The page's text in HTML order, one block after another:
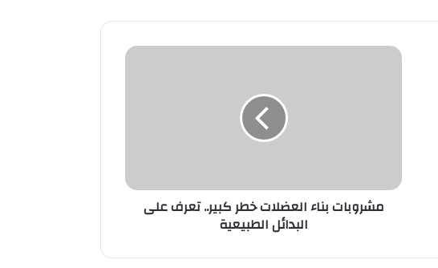
مشروبات
الطبيعية
مشروبات بناء العضلات خطر كبير.. تعرف على
البدائل الطبيعية